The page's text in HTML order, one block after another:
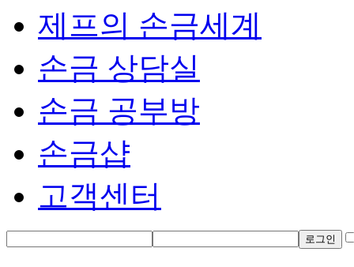
제프의 손금세계
손금 상담실
손금 공부방
손금샵
고객센터
로그인